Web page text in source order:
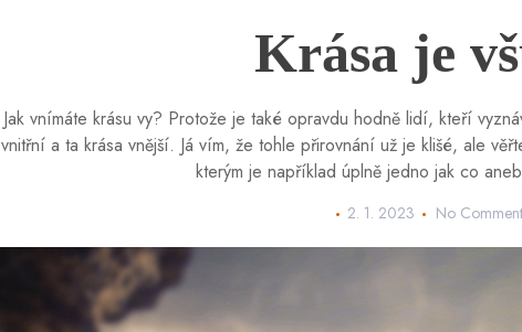
Krása je
Jak vnímáte krásu vy? Protože je také opravdu hodně lidí, kteří
vnitřní a ta krása vnější. Já vím, že tohle přirovnání už je klišé, ale
kterým je například úplně jedno jak co
2. 1. 2023 No